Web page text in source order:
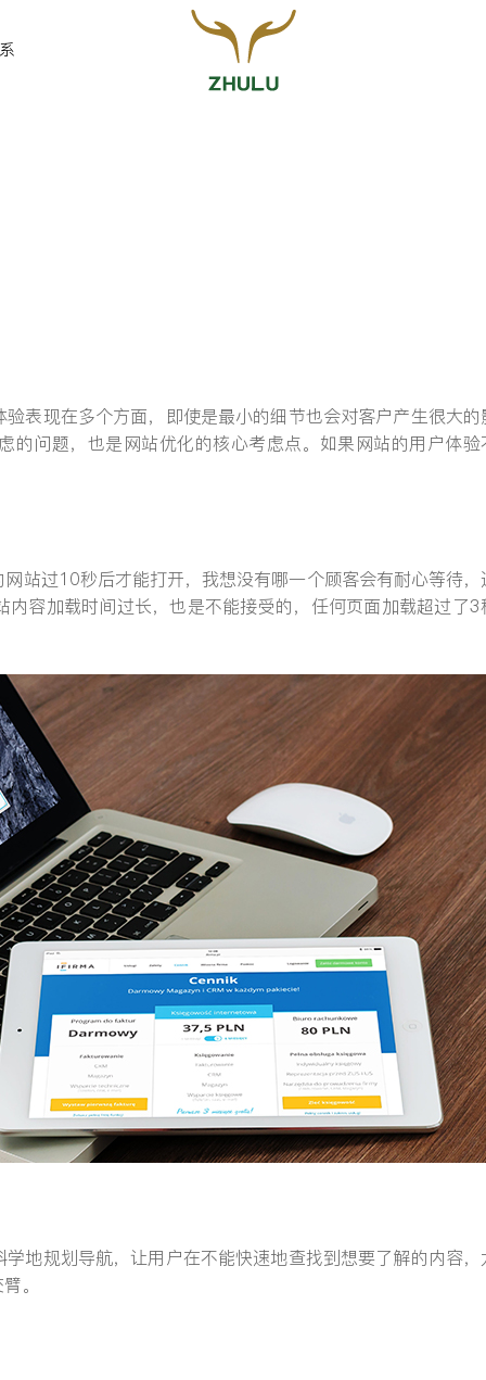
表现在多个方面，即使是最小的细节也会对客户产生很大的
的问题，也是网站优化的核心考虑点。如果网站的用户体验
站过10秒后才能打开，我想没有哪一个顾客会有耐心等待，
容加载时间过长，也是不能接受的，任何页面加载超过了3
地规划导航，让用户在不能快速地查找到想要了解的内容，
。
留言: